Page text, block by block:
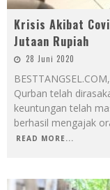
Krisis Akibat
Jutaan Rupiah
28 Juni 2020
Qurban telah
keuntungan telah
berhasil mengajak
READ MORE...